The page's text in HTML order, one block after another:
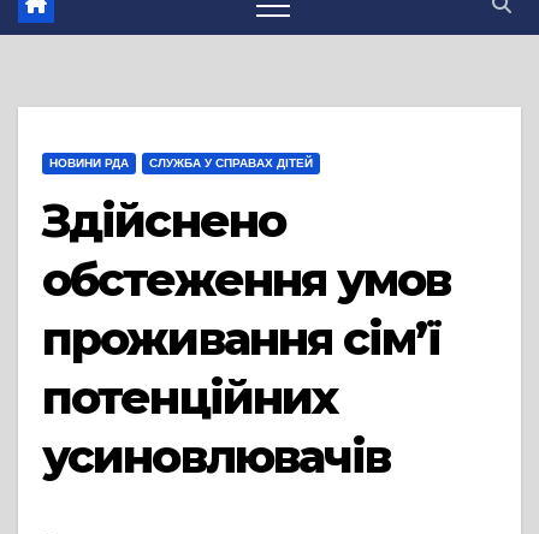
НОВИНИ РДА СЛУЖБА У СПРАВАХ ДІТЕЙ
Здійснено
обстеження умов
проживання сім’ї
потенційних
усиновлювачів